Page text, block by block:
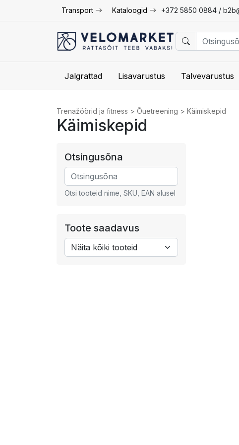
Transport Kataloogid +372 5850 0884 /
Jalgrattad Lisavarustus Talvevarustus
Trenažöörid ja fitness > Õuetreening > Käimiskepid
Käimiskepid
Otsingusõna
Otsi tooteid nime, SKU, EAN alusel
Toote saadavus